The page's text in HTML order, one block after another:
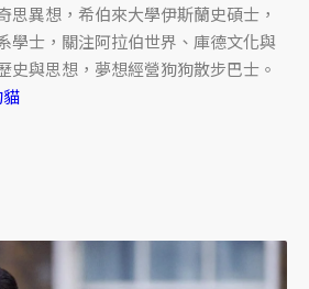
思異想，希伯來大學伊斯蘭史碩士，
學士，關注阿拉伯世界、庫德文化與
史與思想，夢想經營狗狗散步巴士。